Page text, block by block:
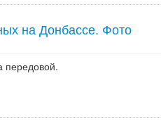
на Донбассе. Фото
передовой.